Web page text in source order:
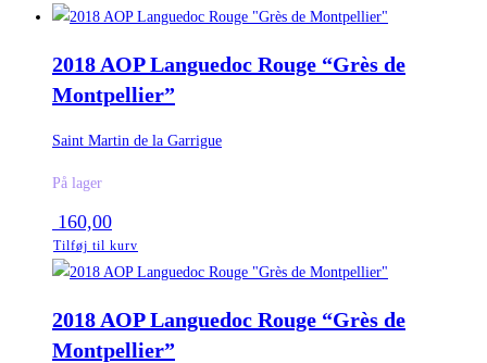
2018 AOP Languedoc Rouge “Grès de
Montpellier”
Saint Martin de la Garrigue
På lager
160,00
Tilføj til kurv
2018 AOP Languedoc Rouge “Grès de
Montpellier”